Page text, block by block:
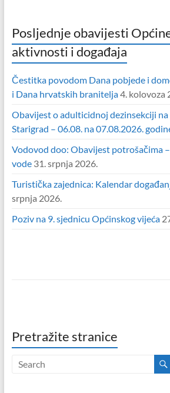
Posljednje obavijesti
aktivnosti i događaja
Čestitka povodom Dana pobjede i
i Dana hrvatskih branitelja4. kolovoza
Obavijest o adulticidnoj dezinsekciji
Starigrad – 06.08. na 07.08.2026.
Vodovod doo: Obavijest potrošačima
vode 31. srpnja 2026.
Turistička zajednica: Kalendar
srpnja 2026.
Poziv na 9. sjednicu Općinskog vijeća
Pretražite stranice